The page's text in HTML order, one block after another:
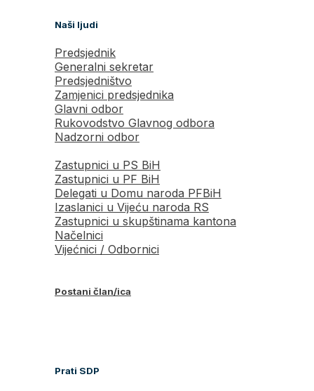
Naši ljudi
Predsjednik
Generalni sekretar
Predsjedništvo
Zamjenici predsjednika
Glavni odbor
Rukovodstvo Glavnog odbora
Nadzorni odbor
Zastupnici u PS BiH
Zastupnici u PF BiH
Delegati u Domu naroda PFBiH
Izaslanici u Vijeću naroda RS
Zastupnici u skupštinama kantona
Načelnici
Vijećnici / Odbornici
Postani član/ica
Prati SDP